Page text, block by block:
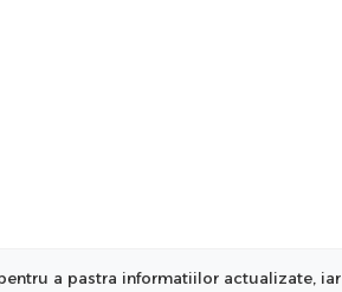
a pastra informatiilor actualizate,